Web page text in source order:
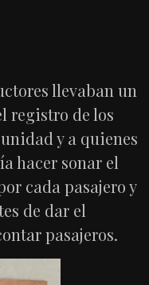
llevaban un
registro de los
y a quienes
hacer sonar el
cada pasajero y
de dar el
pasajeros.